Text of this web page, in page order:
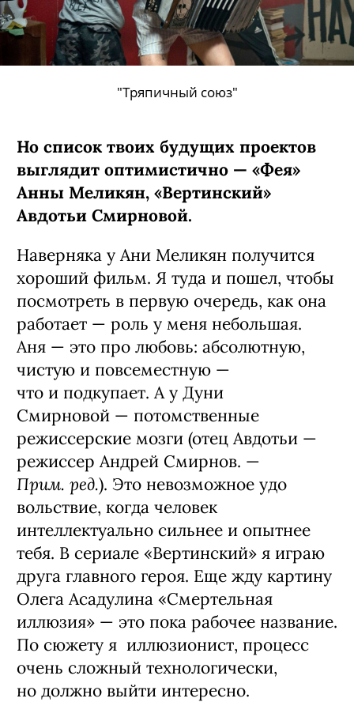
"Тряпичный союз"
Но список твоих будущих проектов
выглядит оптимистично — «Фея»
Анны Меликян, «Вертинский»
Авдотьи Смирновой.
Наверняка у Ани Меликян получится
хороший фильм. Я туда и пошел, чтобы
посмотреть в первую очередь, как она
работает — роль у меня небольшая.
Аня — это про любовь: абсолютную,
чистую и повсеместную —
что и подкупает. А у Дуни
Смирновой — потомственные
режиссерские мозги (отец Авдотьи —
режиссер Андрей Смирнов. —
Прим. ред.). Это невозможное удо
вольствие, когда человек
интеллектуально сильнее и опытнее
тебя. В сериале «Вертинский» я играю
друга главного героя. Еще жду картину
Олега Асадулина «Смертельная
иллюзия» — это пока рабочее название.
По сюжету я иллюзионист, процесс
очень сложный технологически,
но должно выйти интересно.